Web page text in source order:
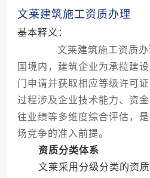
文莱建筑施工资质办理
基本释义：
文莱建筑施工资质办
国境内，建筑企业为承揽建
门申请并获取相应等级许可
过程涉及企业技术能力、资
往业绩等多维度综合评估，
场竞争的准入前提。
资质分类体系
文莱采用分级分类的资质